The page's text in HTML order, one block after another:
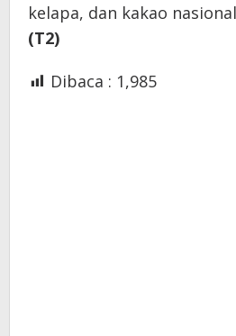
kelapa, dan kakao
(T2)
Dibaca : 1,985